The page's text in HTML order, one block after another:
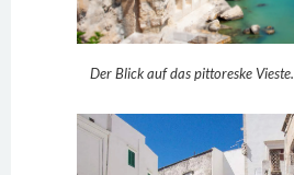
Der Blick auf das pittoreske Vieste.